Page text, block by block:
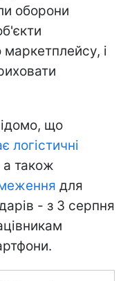
оборони
маркетплейсу, і
що
логістичні
а також
для
- з 3 серпня